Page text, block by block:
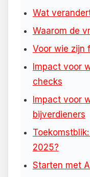
Wat
Waarom de
Voor wie zijn
Impact voor
checks
Impact voor
bijverdieners
2025?
Starten met